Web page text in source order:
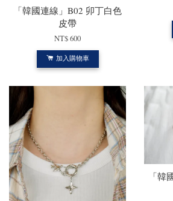
「韓國連線」B02 卯丁白色
皮帶
NT$ 600
加入購物車
「